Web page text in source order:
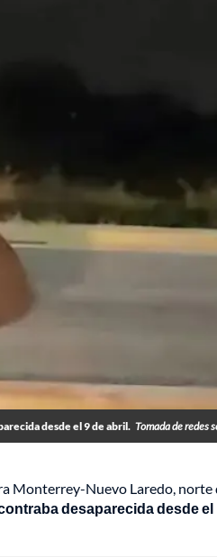
desde el 9 de abril. Tomada de redes
Monterrey-Nuevo Laredo, norte
desaparecida desde el